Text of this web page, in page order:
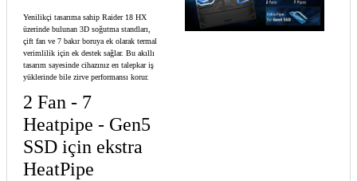
Yenilikçi tasarıma sahip Raider 18 HX
üzerinde bulunan 3D soğutma standları,
çift fan ve 7 bakır boruya ek olarak termal
verimlilik için ek destek sağlar. Bu akıllı
tasarım sayesinde cihazınız en talepkar iş
yüklerinde bile zirve performansı korur.
2 Fan - 7
Heatpipe - Gen5
SSD için ekstra
HeatPipe